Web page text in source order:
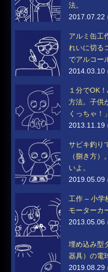
法。
2017.07.22
アルミ缶工
れいに切る
でアルコー
2014.03.10
１分でOK
方法。子供
くっちゃ！
2013.11.19
サビキ釣り
（捌き方
いよ。
2019.05.09
工作 – 小学
モーターカ
2013.05.06
埋め込み型
器具）の電
2019.08.29